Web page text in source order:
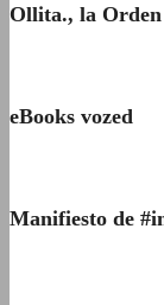
Ollita., la Orden
eBooks vozed
Manifiesto de